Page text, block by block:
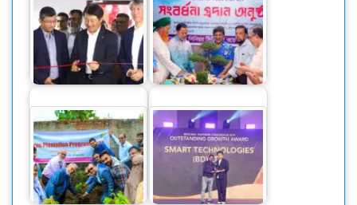
ক্যানন বিজনেস সেন্টার
উদ্বোধন হলো ঢাকায়
ড. মো. সবুর খানকে
সম্বর্ধনা
ড্যাফোডিল বিশ্ববিদ্যালয়ে
জলবায়ু সংকট
মোকাবিলায়…
ক্যানন আউটস্ট্যান্ডিং
গ্রোথ অ্যাওয়ার্ড পেলো
স্মার্ট…